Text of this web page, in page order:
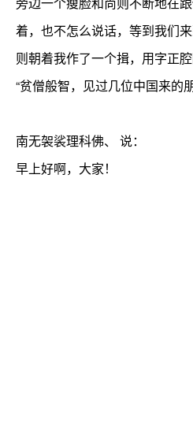
着，也不怎么说话，等到我们
则朝着我作了一个揖，用字正
“贫僧般智，见过几位中国来的
南无袈裟理科佛、 说：
早上好啊，大家！